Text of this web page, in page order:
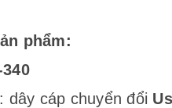
phẩm:
dây cáp chuyển đổi